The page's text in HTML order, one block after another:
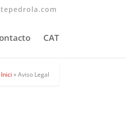
CAT
Inici »Aviso Legal